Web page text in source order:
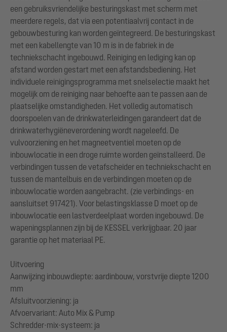
een gebruiksvriendelijke besturingskast met scherm met
meerdere regels, dat via een potentiaalvrij contact in de
gebouwbesturing kan worden geïntegreerd. De besturingskast
met een kabellengte van 10 m is in de fabriek in de
techniekschacht ingebouwd. Reiniging en lediging kan op
afstand worden gestart met een afstandsbediening. Het
individuele reinigingsprogramma met snelselectie maakt het
mogelijk om de reiniging naar behoefte aan te passen aan de
plaatselijke omstandigheden. Het volledig automatisch
doorspoelen van de drinkwaterleidingen garandeert dat de
drinkwaterhygiëneverordening wordt nageleefd. De
vulvoorziening en het magneetventiel moeten op de
inbouwlocatie in een droge ruimte worden geïnstalleerd. De
verbindingen tussen de vetafscheider en techniekschacht en
tussen de mantelbuis en de verbindingen moeten op de
inbouwlocatie worden aangebracht. (zie verbindings- en
aansluitset 917421). Voor belastingsklasse D moet op de
inbouwlocatie een lastverdeelplaat worden ingebouwd. De
wapeningsplannen zijn bij de KESSEL verkrijgbaar. 20 jaar
garantie op het materiaal PE.
Uitvoering
Aanwijzing inbouwdiepte: aardinbouw, vorstvrije diepte 1200
mm
Afsluitvoorziening: ja
Afvoervariant: Auto Mix & Pump
Schredder-mix-systeem: ja